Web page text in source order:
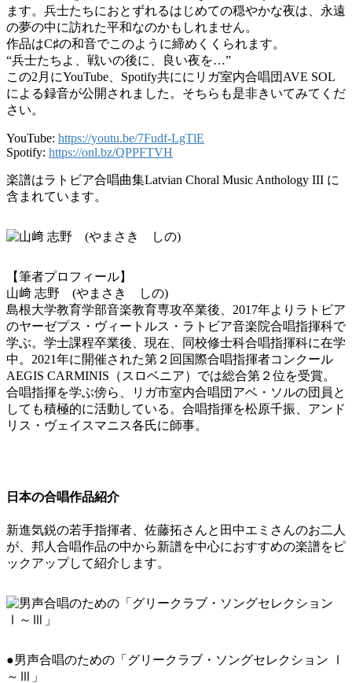
ます。兵士たちにおとずれるはじめての穏やかな夜は、永遠
の夢の中に訪れた平和なのかもしれません。
作品はC♯の和音でこのように締めくくられます。
“兵士たちよ、戦いの後に、良い夜を…”
この2月にYouTube、Spotify共ににリガ室内合唱団AVE SOL
による録音が公開されました。そちらも是非きいてみてくだ
さい。
YouTube: https://youtu.be/7Fudf-LgTlE
Spotify: https://onl.bz/QPPFTVH
楽譜はラトビア合唱曲集Latvian Choral Music Anthology III に
含まれています。
【筆者プロフィール】
山﨑 志野 (やまさき しの)
島根大学教育学部音楽教育専攻卒業後、2017年よりラトビア
のヤーゼプス・ヴィートルス・ラトビア音楽院合唱指揮科で
学ぶ。学士課程卒業後、現在、同校修士科合唱指揮科に在学
中。2021年に開催された第２回国際合唱指揮者コンクール
AEGIS CARMINIS（スロベニア）では総合第２位を受賞。
合唱指揮を学ぶ傍ら、リガ市室内合唱団アベ・ソルの団員と
しても積極的に活動している。合唱指揮を松原千振、アンド
リス・ヴェイスマニス各氏に師事。
日本の合唱作品紹介
新進気鋭の若手指揮者、佐藤拓さんと田中エミさんのお二人
が、邦人合唱作品の中から新譜を中心におすすめの楽譜をピ
ックアップして紹介します。
●男声合唱のための「グリークラブ・ソングセレクション Ⅰ
～Ⅲ」